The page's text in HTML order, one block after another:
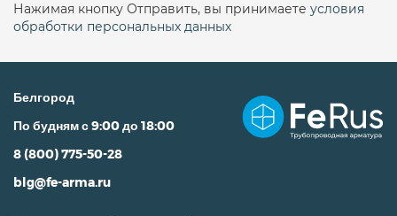
Нажимая кнопку Отправить, вы принимаете условия
обработки персональных данных
Белгород
По будням с 9:00 до 18:00
8 (800) 775-50-28
blg@fe-arma.ru